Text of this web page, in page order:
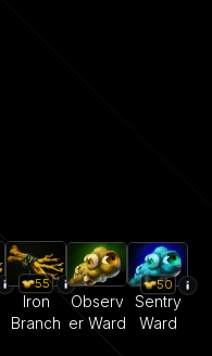
55
Iron
Branch
Observ
er Ward
50
Sentry
Ward